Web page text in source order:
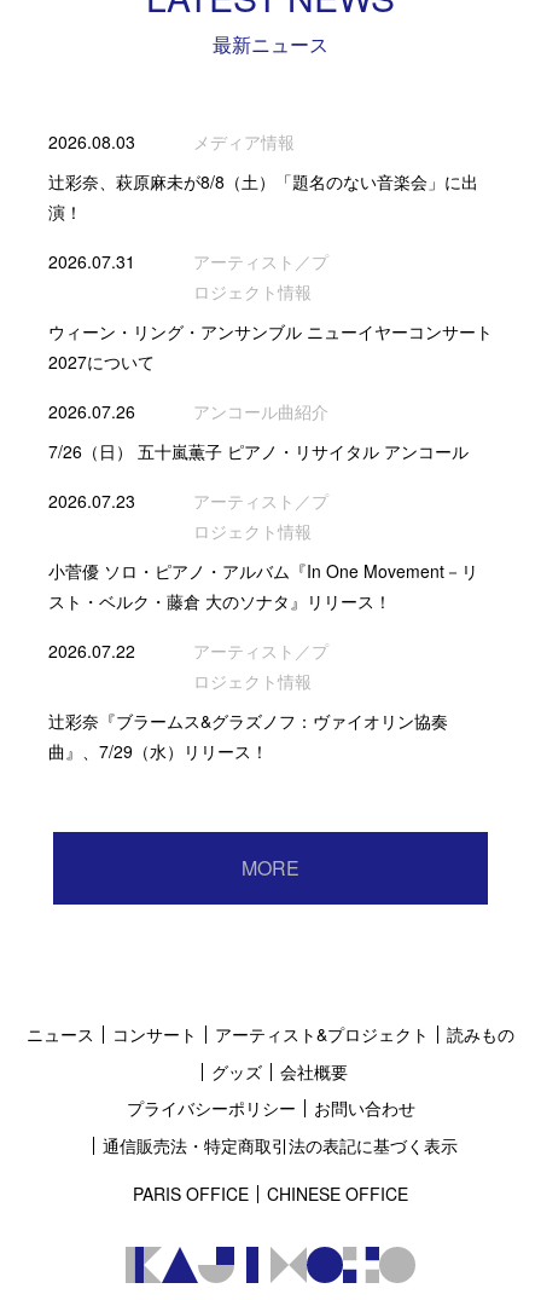
最新ニュース
2026.08.03
メディア情報
辻彩奈、萩原麻未が8/8（土）「題名のない音楽会」に出
演！
2026.07.31
アーティスト／プ
ロジェクト情報
ウィーン・リング・アンサンブル ニューイヤーコンサート
2027について
2026.07.26
アンコール曲紹介
7/26（日） 五十嵐薫子 ピアノ・リサイタル アンコール
2026.07.23
アーティスト／プ
ロジェクト情報
小菅優 ソロ・ピアノ・アルバム『In One Movement－リ
スト・ベルク・藤倉 大のソナタ』リリース！
2026.07.22
アーティスト／プ
ロジェクト情報
辻彩奈『ブラームス&グラズノフ：ヴァイオリン協奏
曲』、7/29（水）リリース！
MORE
ニュース コンサート アーティスト&プロジェクト
読みもの
グッズ
会社概要
プライバシーポリシー
お問い合わせ
通信販売法・特定商取引法の表記に基づく表示
PARIS OFFICE
CHINESE OFFICE